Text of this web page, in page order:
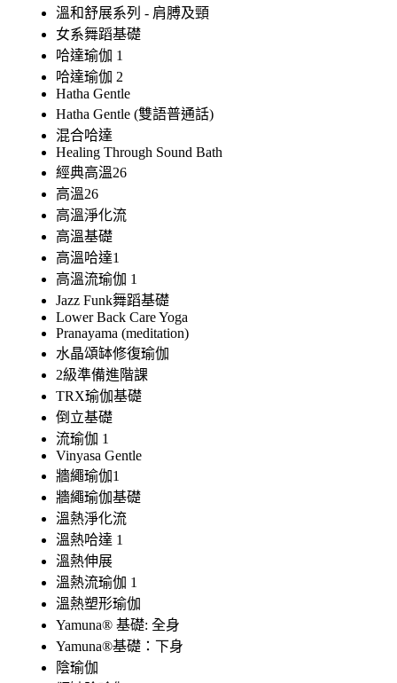
溫和舒展系列 - 肩膊及頸
女系舞蹈基礎
哈達瑜伽 1
哈達瑜伽 2
Hatha Gentle
Hatha Gentle (雙語普通話)
混合哈達
Healing Through Sound Bath
經典高溫26
高溫26
高溫淨化流
高溫基礎
高溫哈達1
高溫流瑜伽 1
Jazz Funk舞蹈基礎
Lower Back Care Yoga
Pranayama (meditation)
水晶頌缽修復瑜伽
2級準備進階課
TRX瑜伽基礎
倒立基礎
流瑜伽 1
Vinyasa Gentle
牆繩瑜伽1
牆繩瑜伽基礎
溫熱淨化流
溫熱哈達 1
溫熱伸展
溫熱流瑜伽 1
溫熱塑形瑜伽
Yamuna® 基礎: 全身
Yamuna®基礎：下身
陰瑜伽